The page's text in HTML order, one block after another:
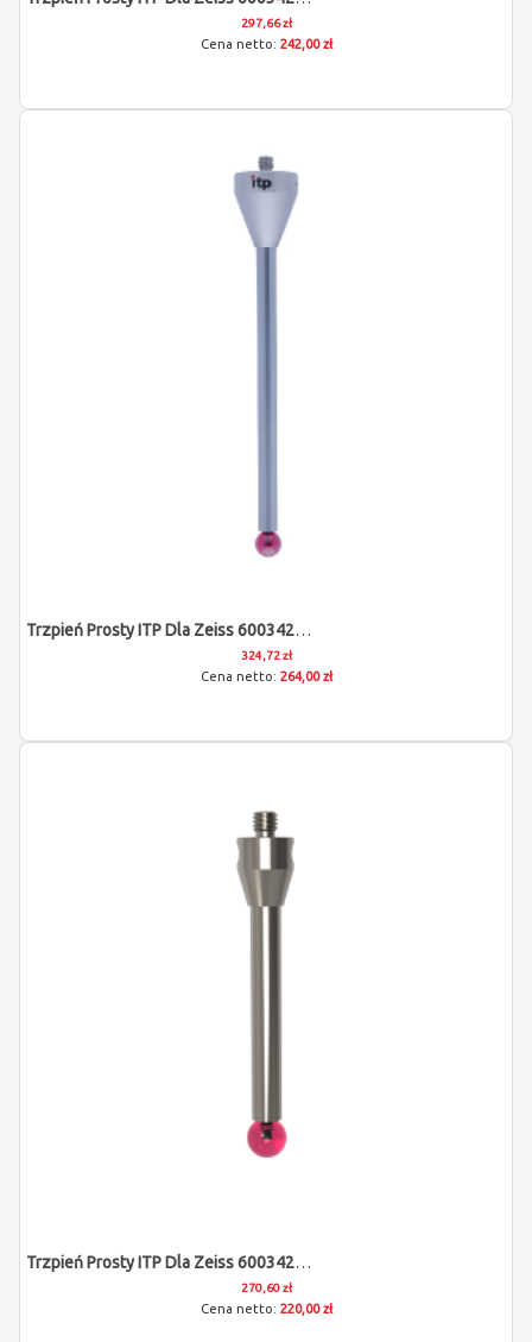
297,66 zł
242,00 zł
Trzpień Prosty ITP Dla Zeiss 600342-8124-000
324,72 zł
264,00 zł
Trzpień Prosty ITP Dla Zeiss 600342-8023-000
270,60 zł
220,00 zł